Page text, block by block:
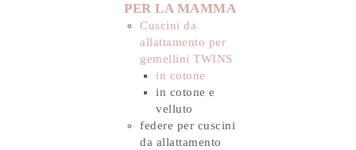
PER LA MAMMA
Cuscini da
allattamento per
gemellini TWINS
in cotone
in cotone e
velluto
federe per cuscini
da allattamento